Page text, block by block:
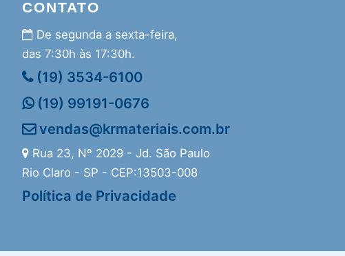
CONTATO
De segunda a sexta-feira,
das 7:30h às 17:30h.
(19) 3534-6100
(19) 99191-0676
vendas@krmateriais.com.br
Rua 23, Nº 2029 - Jd. São Paulo
Rio Claro - SP - CEP:13503-008
Política de Privacidade